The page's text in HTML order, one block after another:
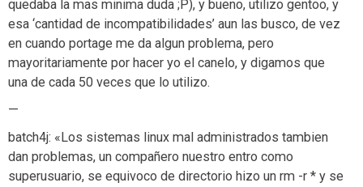
quedaba la mas minima duda ;P), y bueno, utilizo gentoo, y
esa ‘cantidad de incompatibilidades’ aun las busco, de vez
en cuando portage me da algun problema, pero
mayoritariamente por hacer yo el canelo, y digamos que
una de cada 50 veces que lo utilizo.
—
batch4j: «Los sistemas linux mal administrados tambien
dan problemas, un compañero nuestro entro como
superusuario, se equivoco de directorio hizo un rm -r * y se